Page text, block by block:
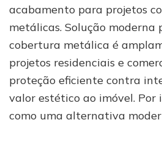
acabamento para projetos
metálicas. Solução moderna
cobertura metálica é
projetos residenciais e
proteção eficiente contra
valor estético ao imóvel. Por
como uma alternativa